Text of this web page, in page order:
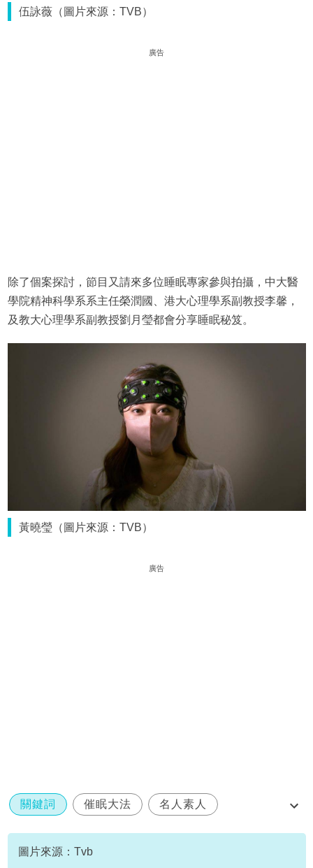
伍詠薇（圖片來源：TVB）
廣告
除了個案探討，節目又請來多位睡眠專家參與拍攝，中大醫
學院精神科學系系主任榮潤國、港大心理學系副教授李馨，
及教大心理學系副教授劉月瑩都會分享睡眠秘笈。
黃曉瑩（圖片來源：TVB）
廣告
關鍵詞 催眠大法 名人素人
陳老二燕窩滋陰丸呈獻：好睡好起
圖片來源：Tvb